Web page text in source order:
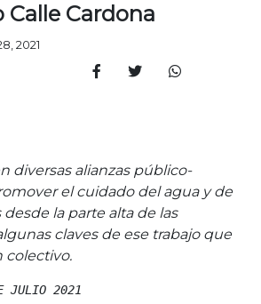
Calle Cardona
2021
diversas alianzas público-
el cuidado del agua y de
la parte alta de las
claves de ese trabajo que
colectivo.
JULIO 2021